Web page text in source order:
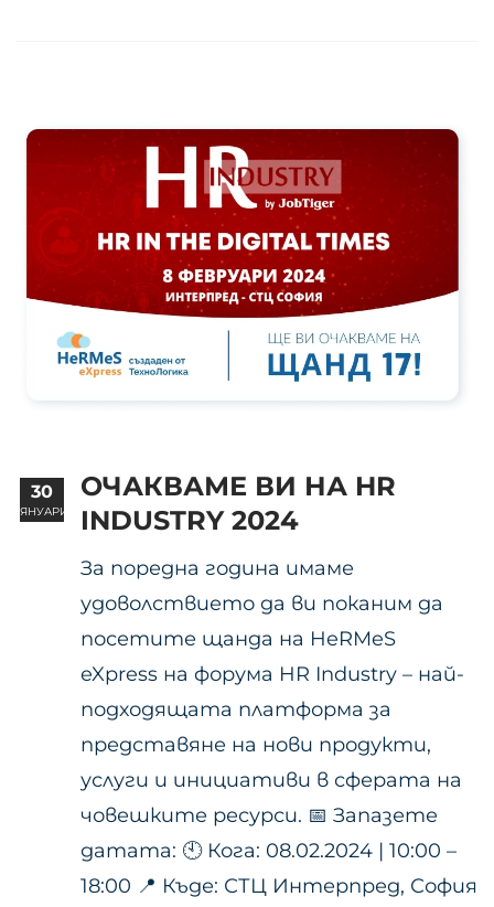
ОЧАКВАМЕ ВИ НА HR
INDUSTRY 2024
За поредна година имаме
удоволствието да ви поканим да
посетите щанда на HeRMeS
eXpress на форума HR Industry – най-
подходящата платформа за
представяне на нови продукти,
услуги и инициативи в сферата на
човешките ресурси. 📅 Запазете
датата: 🕙 Кога: 08.02.2024 | 10:00 –
18:00 📍 Къде: СТЦ Интерпред, София
30
ЯНУАРИ